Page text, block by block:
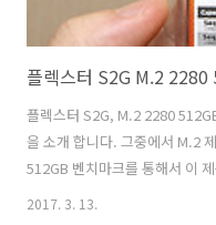
플렉스터 S2G M.2 2280
플렉스터 S2G, M.2 2280
을 소개 합니다. 그중에서 M.2
512GB 벤치마크를 통해서 이
2017. 3. 13.